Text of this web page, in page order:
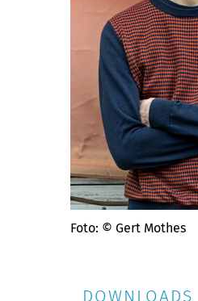
Foto: © Gert Mothes
DOWNLOADS